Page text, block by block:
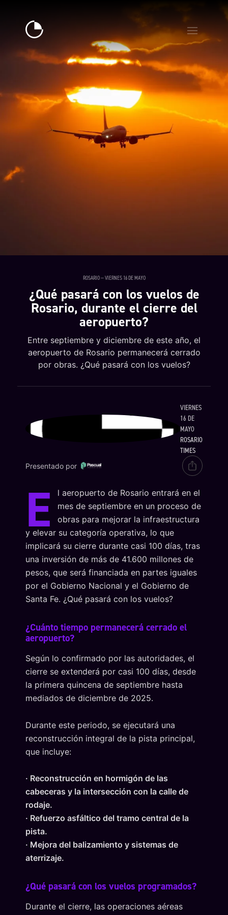
ROSARIO — VIERNES 16 DE MAYO
¿Qué pasará con los vuelos de
Rosario, durante el cierre del
aeropuerto?
Entre septiembre y diciembre de este año, el
aeropuerto de Rosario permanecerá cerrado
por obras. ¿Qué pasará con los vuelos?
VIERNES
16 DE
MAYO
ROSARIO
TIMES
Presentado por
E
l aeropuerto de Rosario entrará en el
mes de septiembre en un proceso de
obras para mejorar la infraestructura
y elevar su categoría operativa, lo que
implicará su cierre durante casi 100 días, tras
una inversión de más de 41.600 millones de
pesos, que será financiada en partes iguales
por el Gobierno Nacional y el Gobierno de
Santa Fe. ¿Qué pasará con los vuelos?
¿Cuánto tiempo permanecerá cerrado el
aeropuerto?
Según lo confirmado por las autoridades, el
cierre se extenderá por casi 100 días, desde
la primera quincena de septiembre hasta
mediados de diciembre de 2025.
Durante este periodo, se ejecutará una
reconstrucción integral de la pista principal,
que incluye:
· Reconstrucción en hormigón de las
cabeceras y la intersección con la calle de
rodaje.
· Refuerzo asfáltico del tramo central de la
pista.
· Mejora del balizamiento y sistemas de
aterrizaje.
¿Qué pasará con los vuelos programados?
Durante el cierre, las operaciones aéreas